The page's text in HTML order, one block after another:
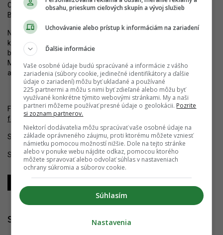
City. Rozvoj downtownu sa týmito zámermi nekončí, centrum
Bratislavy rozšíri aj
Nové veže budú spolutvoriť pomerne hustú panorámu nového
komerčného centra Bratislavy. Nachádzať sa medzi nimi budú
budovy výnimočné aj banálne, tvarovo jednoduché aj výrazné.
Metropolis bude patriť k druhej kategórii. Či to tejto časti mesta
architektonicky prospeje, ostáva v tejto chvíli otázne.
Fotografie z 12.3.2023. Pozrite si výstavbu Metropolisu vo
fotoalbumoch.
Sledujte YIM.BA naInstagrame.
Sledujte YIM.BA na YouTube.
Súvisiace články
obsahu, prieskum cieľových skupín a vývoj služieb
Uchovávanie alebo prístup k informáciám na zariadení
Ďalšie informácie
Vaše osobné údaje budú spracúvané a informácie z vášho
zariadenia (súbory cookie, jedinečné identifikátory a ďalšie
údaje o zariadení) môžu byť ukladané a používané
225 partnermi a môžu s nimi byť zdieľané alebo môžu byť
využívané konkrétne týmito webovými stránkami. My a naši
partneri môžeme používať presné údaje o geolokácii. Pozrite
si zoznam partnerov.
Niektorí dodávatelia môžu spracúvať vaše osobné údaje na
základe oprávneného záujmu, proti ktorému môžete vzniesť
námietku pomocou možností nižšie. Dole na tejto stránke
alebo v ponuke webu nájdite odkaz, pomocou ktorého
môžete spravovať alebo odvolať súhlas v nastaveniach
ochrany súkromia a súborov cookie.
Súhlasím
Nastavenia